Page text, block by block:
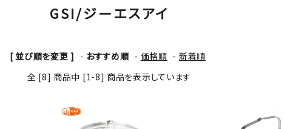
テント・タープ
アウトドアスパイス
GSI/ジーエスアイ
[ 並び順を変更 ] - おすすめ順 - 価格順 - 新着順
全 [8] 商品中 [1-8] 商品を表示しています